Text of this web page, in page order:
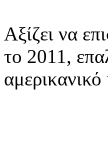
Αξίζει να
το 2011,
αμερικανικό